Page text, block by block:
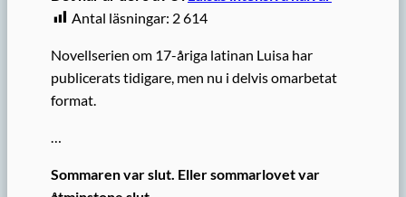
Antal läsningar: 2 614
Novellserien om 17-åriga latinan Luisa har
publicerats tidigare, men nu i delvis omarbetat
format.
…
Sommaren var slut. Eller sommarlovet var